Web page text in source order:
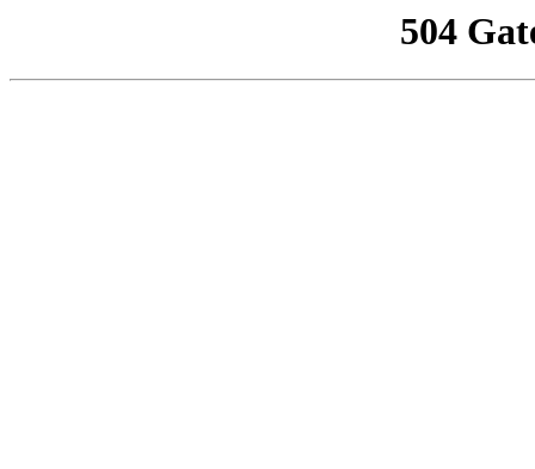
504